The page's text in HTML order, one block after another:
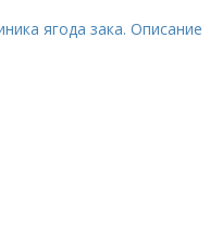
ягода зака. Описание